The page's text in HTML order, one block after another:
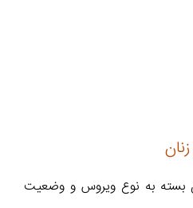
بسته به نوع ویروس و وضعیت